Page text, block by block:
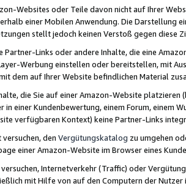
Websites oder Teile davon nicht auf Ihrer
einer Mobilen Anwendung. Die Darstellung
stellt jedoch keinen Verstoß gegen diese
Partner-Links oder andere Inhalte, die eine
Werbung einstellen oder bereitstellen, mit
dem auf Ihrer Website befindlichen Material
die Sie auf einer Amazon-Website
in einer Kundenbewertung, einem Forum, einem
verfügbaren Kontext) keine Partner-Links
den Vergütungskatalog zu umgehen
einer Amazon-Website im Browser eines
versuchen, Internetverkehr (Traffic) oder
mit Hilfe von auf den Computern der